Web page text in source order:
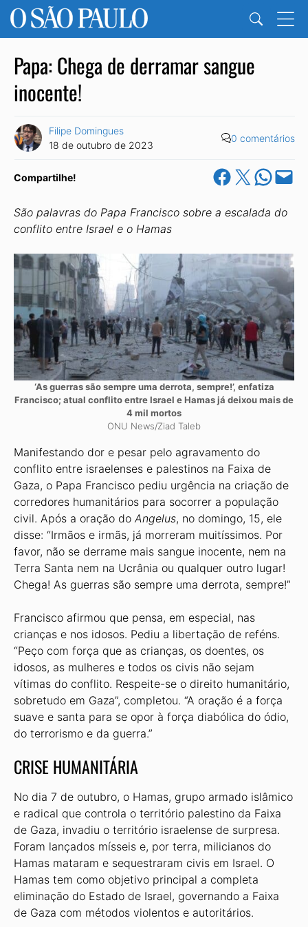
Papa: Chega de derramar sangue
inocente!
Filipe Domingues
18 de outubro de 2023
0 comentários
Compartilhe! Share on Facebook
Share on X Share on
Email this
São palavras do Papa Francisco sobre a escalada do
conflito entre Israel e o Hamas
‘As guerras são sempre uma derrota, sempre!’, enfatiza
Francisco; atual conflito entre Israel e Hamas já deixou mais de
4 mil mortos
ONU News/Ziad Taleb
Manifestando dor e pesar pelo agravamento do
conflito entre israelenses e palestinos na Faixa de
Gaza, o Papa Francisco pediu urgência na criação de
corredores humanitários para socorrer a população
civil. Após a oração do Angelus, no domingo, 15, ele
disse: “Irmãos e irmãs, já morreram muitíssimos. Por
favor, não se derrame mais sangue inocente, nem na
Terra Santa nem na Ucrânia ou qualquer outro lugar!
Chega! As guerras são sempre uma derrota, sempre!”
Francisco afirmou que pensa, em especial, nas
crianças e nos idosos. Pediu a libertação de reféns.
“Peço com força que as crianças, os doentes, os
idosos, as mulheres e todos os civis não sejam
vítimas do conflito. Respeite-se o direito humanitário,
sobretudo em Gaza”, completou. “A oração é a força
suave e santa para se opor à força diabólica do ódio,
do terrorismo e da guerra.”
CRISE HUMANITÁRIA
No dia 7 de outubro, o Hamas, grupo armado islâmico
e radical que controla o território palestino da Faixa
de Gaza, invadiu o território israelense de surpresa.
Foram lançados mísseis e, por terra, milicianos do
Hamas mataram e sequestraram civis em Israel. O
Hamas tem como objetivo principal a completa
eliminação do Estado de Israel, governando a Faixa
de Gaza com métodos violentos e autoritários.